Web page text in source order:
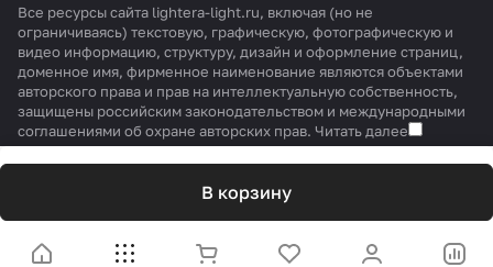
В корзину
Все ресурсы сайта lightera-light.ru, включая (но не
ограничиваясь) текстовую, графическую, фотографическую и
видео информацию, структуру, дизайн и оформление страниц,
доменное имя, фирменное наименование являются объектами
авторского права и прав на интеллектуальную собственность,
защищены российским законодательством и международными
соглашениями об охране авторских прав. Читать далее